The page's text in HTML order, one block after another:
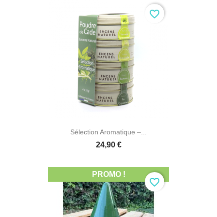
Sélection Aromatique –...
24,90 €
favorite_border
PROMO !
favorite_border